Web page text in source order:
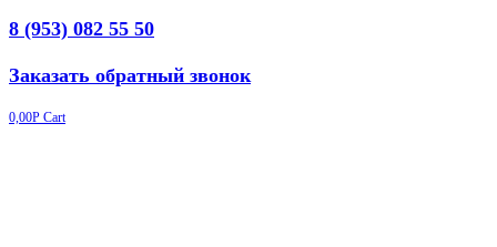
8 (953) 082 55 50
Заказать обратный звонок
0,00Р Cart